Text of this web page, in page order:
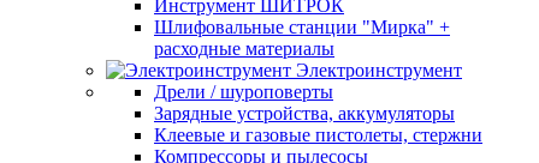
Инструмент ШИТРОК
Шлифовальные станции "Мирка" +
расходные материалы
Электроинструмент
Дрели / шуроповерты
Зарядные устройства, аккумуляторы
Клеевые и газовые пистолеты, стержни
Компрессоры и пылесосы